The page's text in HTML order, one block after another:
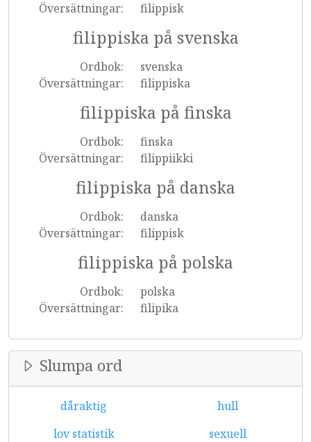
Översättningar:
filippisk
filippiska på svenska
Ordbok:
svenska
Översättningar:
filippiska
filippiska på finska
Ordbok:
finska
Översättningar:
filippiikki
filippiska på danska
Ordbok:
danska
Översättningar:
filippisk
filippiska på polska
Ordbok:
polska
Översättningar:
filipika
Slumpa ord
dåraktig
hull
lov statistik
sexuell